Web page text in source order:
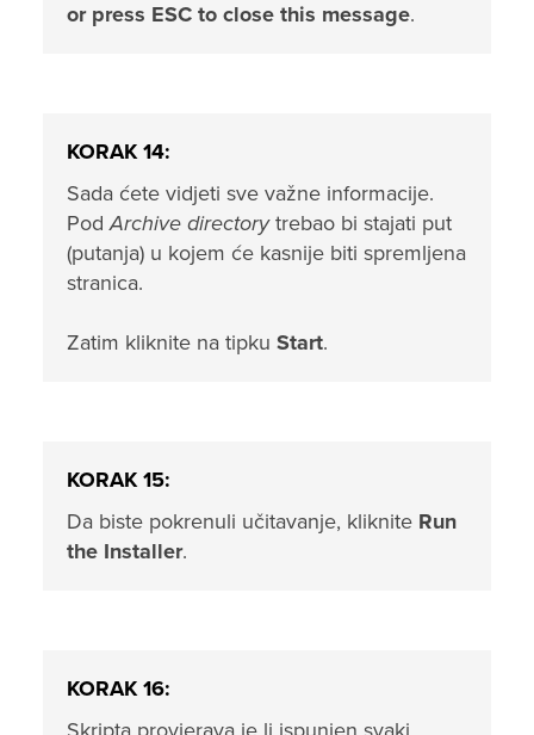
or press ESC to close this message.
KORAK 14:
Sada ćete vidjeti sve važne informacije.
PodArchive directorytrebao bi stajati put
(putanja) u kojem će kasnije biti spremljena
stranica.
Zatim kliknite na tipku Start.
KORAK 15:
Da biste pokrenuli učitavanje, kliknite Run
the Installer.
KORAK 16: